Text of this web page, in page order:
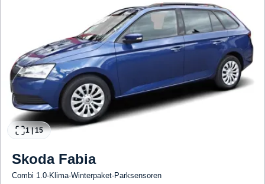
1|15
Skoda Fabia
Combi 1.0-Klima-Winterpaket-Parksensoren